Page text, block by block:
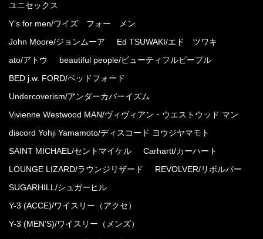
ユニセックス
Y’s for men/ワイズ フォー メン
John Moore/ジョンムーア Ed TSUWAKI/エド ツワキ
ato/アトウ beautiful people/ビューティフルピープル
BED j.w. FORD/ベッドフォード
Undercoverism/アンダーカバーイズム
Vivienne Westwood MAN/ヴィヴィアン・ウエストウッド マン
discord Yohji Yamamoto/ディスコード ヨウジヤマモト
SAINT MICHAEL/セントマイケル Carhartt/カーハート
LOUNGE LIZARD/ラウンジリザード REVOLVER/リボルバー
SUGARHILL/シュガーヒル
Y-3 (ACCE)/ワイスリー（アクセ）
Y-3 (MEN’S)/ワイスリー（メンズ）